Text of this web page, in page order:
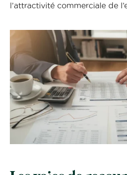
l’attractivité commerciale de